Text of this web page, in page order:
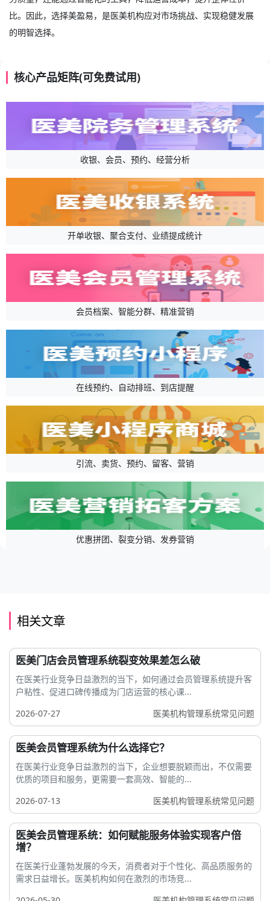
比。因此，选择美盈易，是医美机构应对市场挑战、实现稳健发展
的明智选择。
核心产品矩阵(可免费试用)
收银、会员、预约、经营分析
开单收银、聚合支付、业绩提成统计
会员档案、智能分群、精准营销
在线预约、自动排班、到店提醒
引流、卖货、预约、留客、营销
优惠拼团、裂变分销、发券营销
相关文章
医美门店会员管理系统裂变效果差怎么破
在医美行业竞争日益激烈的当下，如何通过会员管理系统提升客
户粘性、促进口碑传播成为门店运营的核心课...
2026-07-27
医美机构管理系统常见问题
医美会员管理系统为什么选择它？
在医美行业竞争日益激烈的当下，企业想要脱颖而出，不仅需要
优质的项目和服务，更需要一套高效、智能的...
2026-07-13
医美机构管理系统常见问题
医美会员管理系统：如何赋能服务体验实现客户倍
增？
在医美行业蓬勃发展的今天，消费者对于个性化、高品质服务的
需求日益增长。医美机构如何在激烈的市场竞...